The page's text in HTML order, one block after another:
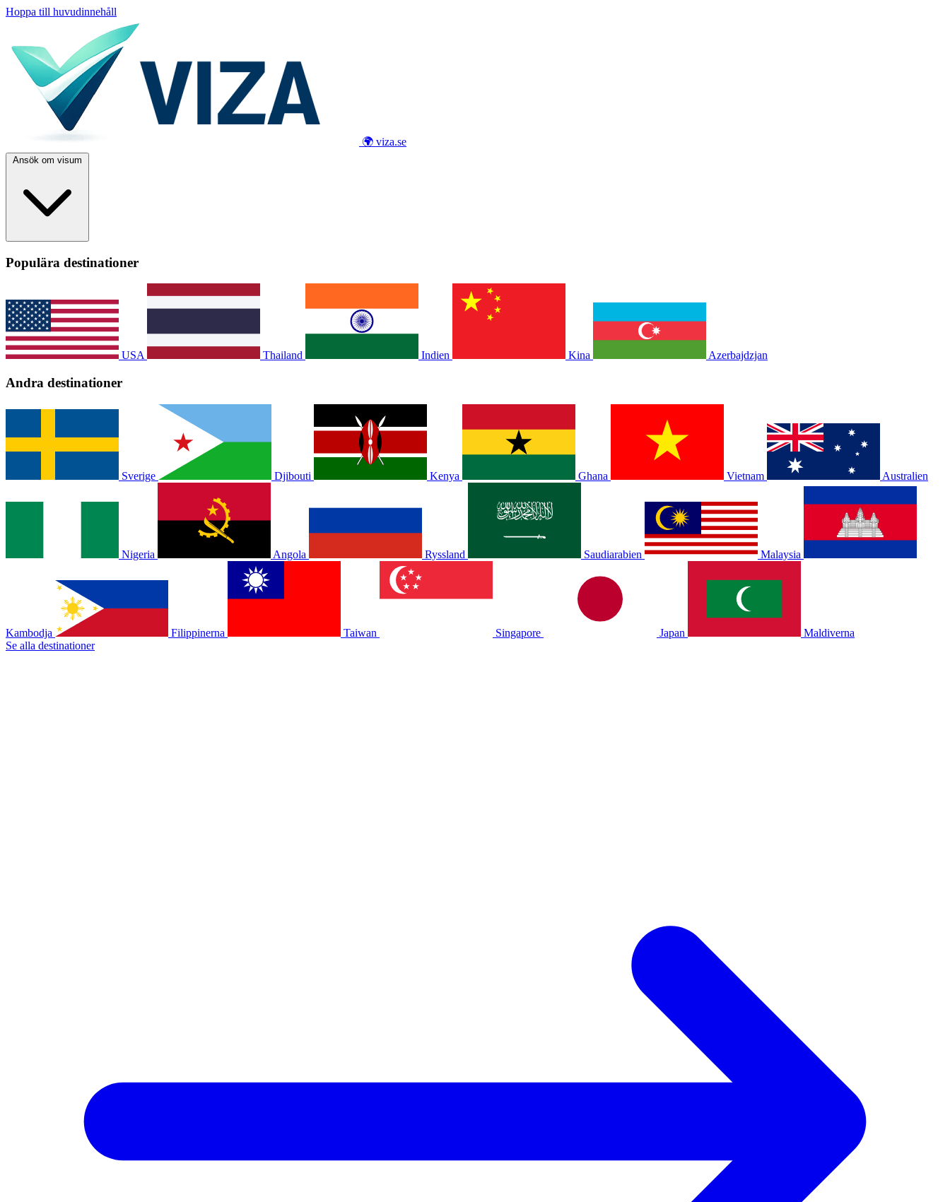
Hoppa till huvudinnehåll
🌍 viza.se
Ansök om visum
Populära destinationer
USA Thailand Indien Kina Azerbajdzjan
Andra destinationer
Sverige Djibouti Kenya Ghana Vietnam Australien
Nigeria Angola Ryssland Saudiarabien Malaysia
Kambodja Filippinerna Taiwan Singapore Japan
Maldiverna
Se alla destinationer